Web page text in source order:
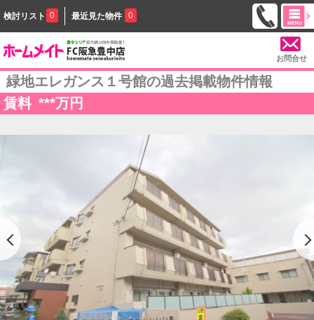
検討リスト 0 最近見た物件 0
お問合せ
緑地エレガンス１号館の過去掲載物件情報
賃料 ***万円